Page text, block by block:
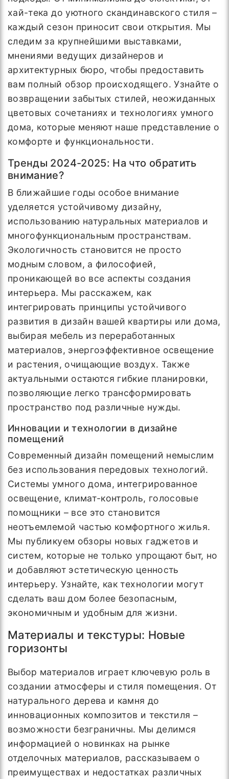
хай-тека до уютного скандинавского стиля –
каждый сезон приносит свои открытия. Мы
следим за крупнейшими выставками,
мнениями ведущих дизайнеров и
архитектурных бюро, чтобы предоставить
вам полный обзор происходящего. Узнайте о
возвращении забытых стилей, неожиданных
цветовых сочетаниях и технологиях умного
дома, которые меняют наше представление о
комфорте и функциональности.
Тренды 2024-2025: На что обратить
внимание?
В ближайшие годы особое внимание
уделяется устойчивому дизайну,
использованию натуральных материалов и
многофункциональным пространствам.
Экологичность становится не просто
модным словом, а философией,
проникающей во все аспекты создания
интерьера. Мы расскажем, как
интегрировать принципы устойчивого
развития в дизайн вашей квартиры или дома,
выбирая мебель из переработанных
материалов, энергоэффективное освещение
и растения, очищающие воздух. Также
актуальными остаются гибкие планировки,
позволяющие легко трансформировать
пространство под различные нужды.
Инновации и технологии в дизайне
помещений
Современный дизайн помещений немыслим
без использования передовых технологий.
Системы умного дома, интегрированное
освещение, климат-контроль, голосовые
помощники – все это становится
неотъемлемой частью комфортного жилья.
Мы публикуем обзоры новых гаджетов и
систем, которые не только упрощают быт, но
и добавляют эстетическую ценность
интерьеру. Узнайте, как технологии могут
сделать ваш дом более безопасным,
экономичным и удобным для жизни.
Материалы и текстуры: Новые
горизонты
Выбор материалов играет ключевую роль в
создании атмосферы и стиля помещения. От
натурального дерева и камня до
инновационных композитов и текстиля –
возможности безграничны. Мы делимся
информацией о новинках на рынке
отделочных материалов, рассказываем о
преимуществах и недостатках различных